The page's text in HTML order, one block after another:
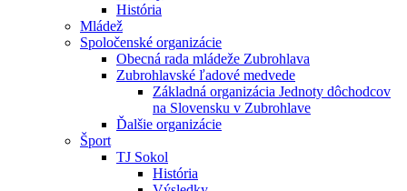
História
Mládež
Spoločenské organizácie
Obecná rada mládeže Zubrohlava
Zubrohlavské ľadové medvede
Základná organizácia Jednoty dôchodcov
na Slovensku v Zubrohlave
Ďalšie organizácie
Šport
TJ Sokol
História